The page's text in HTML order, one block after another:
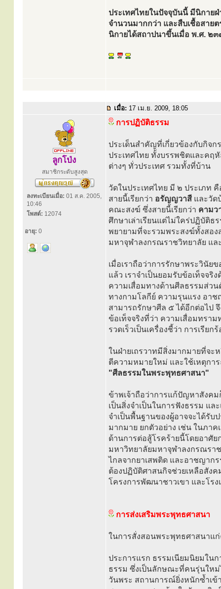
ประเทศไทยในปัจจุบันนี้ มีนิกาย
จำนวนมากกว่า และสืบเชื้อสาย
นิกายได้สถาปนาขึ้นเมื่อ พ.ศ. ๒๓
เมื่อ: 17 เม.ย. 2009, 18:05
ลูกโป่ง
สมาชิกระดับสูงสุด
ลงทะเบียนเมื่อ: 01 ส.ค. 2005,
10:46
โพสต์: 12074
อายุ: 0
การปฏิบัติธรรม
ประเด็นสำคัญที่เกี่ยวข้องกับกิจ
ประเทศไทย ทั้งบรรพชิตและคฤ
ต่างๆ ทั่วประเทศ รวมทั้งที่บ้าน
วัดในประเทศไทย มี ๒ ประเภท
สายนี้เรียกว่า อรัญญวาสี และวัด
คณะสงฆ์ ซึ่งสายนี้เรียกว่า คามว
ศึกษาเล่าเรียนแต่ไม่ใคร่ปฏิบัติธ
พยายามที่จะรวมพระสงฆ์ทั้งสอ
มหาจุฬาลงกรณราชวิทยาลัย แล
เมื่อเราถือว่าการรักษาพระวินั
แล้ว เราจำเป็นยอมรับข้อเท็จจริ
ความเสื่อมทางด้านศีลธรรมส่วน
ทางกามโลกีย์ ความรุนแรง อาช
สามารถรักษาศีล ๕ ได้อีกต่อไป
ข้อเท็จจริงที่ว่า ความเสื่อมทรา
รวดเร็วเป็นเครื่องชี้ว่า การเรียก
ในฝ่ายเถรวาทมีสิ่งมากมายที่จ
ตีความหมายใหม่ และใช้เหตุกา
"ศีลธรรมในพระพุทธศาสนา"
ข้าพเจ้าถือว่าการแก้ปัญหาสังค
เป็นสิ่งจำเป็นในการฟังธรรม แ
จำเป็นพื้นฐานของผู้อาจจะได้รั
มากมาย ยกตัวอย่าง เช่น ในภา
ด้านการต่อสู้โรคร้ายนี้โดยอาศัย
มหาวิทยาลัยมหาจุฬาลงกรณรา
ไกลจากยาเสพติด และอาชญาก
ต้องปฏิบัติศาสนกิจช่วยเหลือสังค
โครงการพัฒนาชาวเขา และโร
การส่งเสริมพระพุทธศาสนา
ในการสั่งสอนพระพุทธศาสนาแ
ประการแรก ธรรมเนียมนิยมใน
ธรรม ซึ่งเป็นลักษณะที่คนรุ่นให
วันพระ สถานการณ์ยิ่งหนักซ้ำเข้